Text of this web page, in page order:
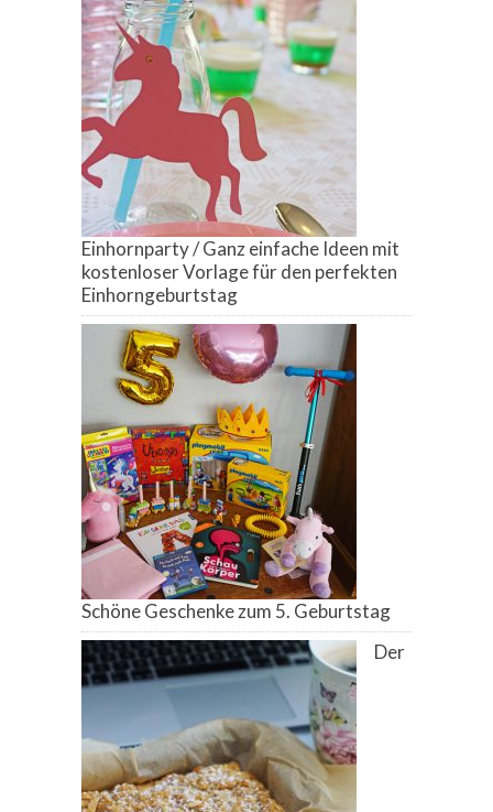
Einhornparty / Ganz einfache Ideen mit
kostenloser Vorlage für den perfekten
Einhorngeburtstag
Schöne Geschenke zum 5. Geburtstag
Der